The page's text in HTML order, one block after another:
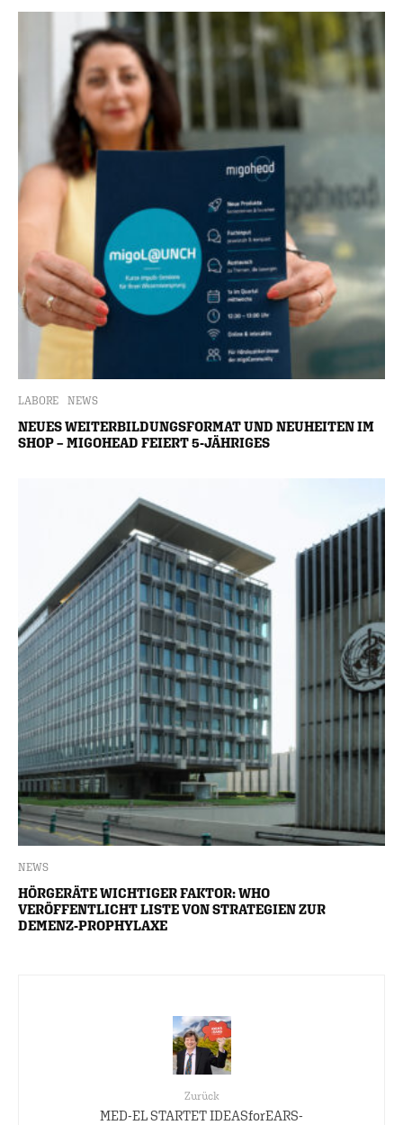
LABORE NEWS
NEUES WEITERBILDUNGSFORMAT UND NEUHEITEN IM
SHOP – MIGOHEAD FEIERT 5-JÄHRIGES
NEWS
HÖRGERÄTE WICHTIGER FAKTOR: WHO
VERÖFFENTLICHT LISTE VON STRATEGIEN ZUR
DEMENZ-PROPHYLAXE
Zurück
MED-EL STARTET IDEASforEARS-